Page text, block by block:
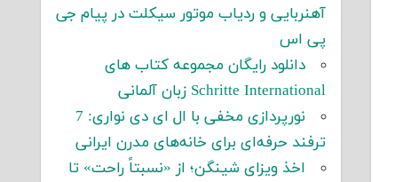
آهنربایی و ردیاب موتور سیکلت در پیام جی
پی اس
دانلود رایگان مجموعه کتاب های
Schritte International زبان آلمانی
نورپردازی مخفی با ال ای دی نواری: 7
ترفند حرفه‌ای برای خانه‌های مدرن ایرانی
اخذ ویزای شینگن؛ از «نسبتاً راحت» تا